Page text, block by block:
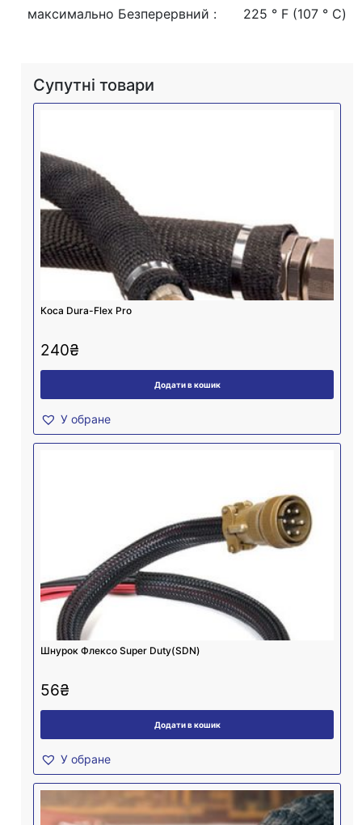
максимально Безперервний : 225 ° F (107 ° С)
Супутні товари
Коса Dura-Flex Pro
240₴
Додати в кошик
У обране
Шнурок Флексо Super Duty(SDN)
56₴
Додати в кошик
У обране